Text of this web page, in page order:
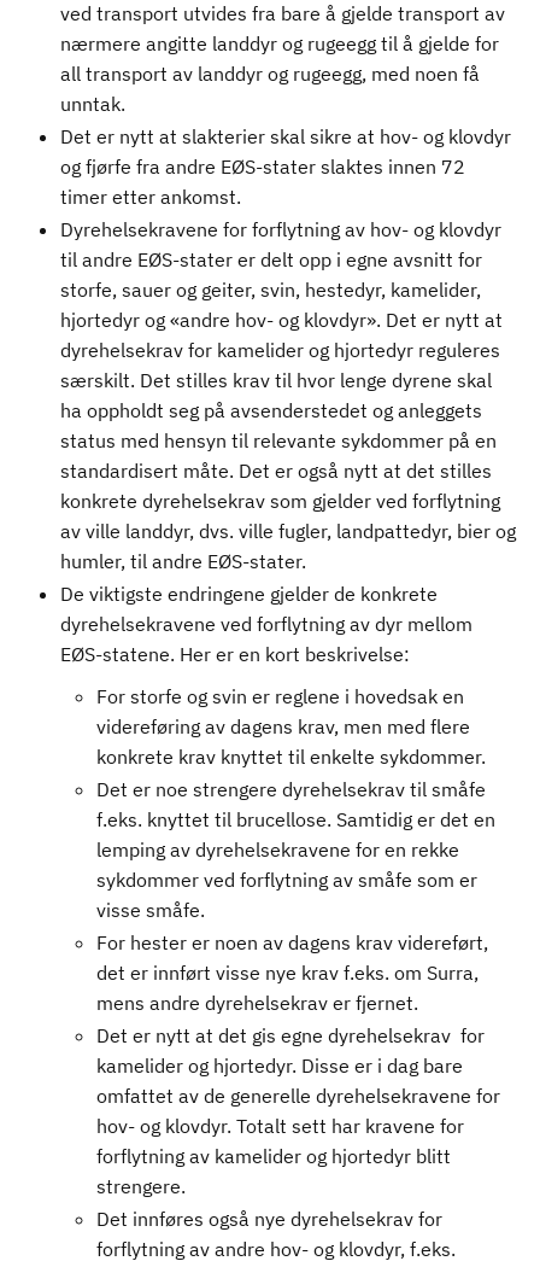
ved transport utvides fra bare å gjelde transport av
nærmere angitte landdyr og rugeegg til å gjelde for
all transport av landdyr og rugeegg, med noen få
unntak.
Det er nytt at slakterier skal sikre at hov- og klovdyr
og fjørfe fra andre EØS-stater slaktes innen 72
timer etter ankomst.
Dyrehelsekravene for forflytning av hov- og klovdyr
til andre EØS-stater er delt opp i egne avsnitt for
storfe, sauer og geiter, svin, hestedyr, kamelider,
hjortedyr og «andre hov- og klovdyr». Det er nytt at
dyrehelsekrav for kamelider og hjortedyr reguleres
særskilt. Det stilles krav til hvor lenge dyrene skal
ha oppholdt seg på avsenderstedet og anleggets
status med hensyn til relevante sykdommer på en
standardisert måte. Det er også nytt at det stilles
konkrete dyrehelsekrav som gjelder ved forflytning
av ville landdyr, dvs. ville fugler, landpattedyr, bier og
humler, til andre EØS-stater.
De viktigste endringene gjelder de konkrete
dyrehelsekravene ved forflytning av dyr mellom
EØS-statene. Her er en kort beskrivelse:
For storfe og svin er reglene i hovedsak en
videreføring av dagens krav, men med flere
konkrete krav knyttet til enkelte sykdommer.
Det er noe strengere dyrehelsekrav til småfe
f.eks. knyttet til brucellose. Samtidig er det en
lemping av dyrehelsekravene for en rekke
sykdommer ved forflytning av småfe som er
visse småfe.
For hester er noen av dagens krav videreført,
det er innført visse nye krav f.eks. om Surra,
mens andre dyrehelsekrav er fjernet.
Det er nytt at det gis egne dyrehelsekrav for
kamelider og hjortedyr. Disse er i dag bare
omfattet av de generelle dyrehelsekravene for
hov- og klovdyr. Totalt sett har kravene for
forflytning av kamelider og hjortedyr blitt
strengere.
Det innføres også nye dyrehelsekrav for
forflytning av andre hov- og klovdyr, f.eks.